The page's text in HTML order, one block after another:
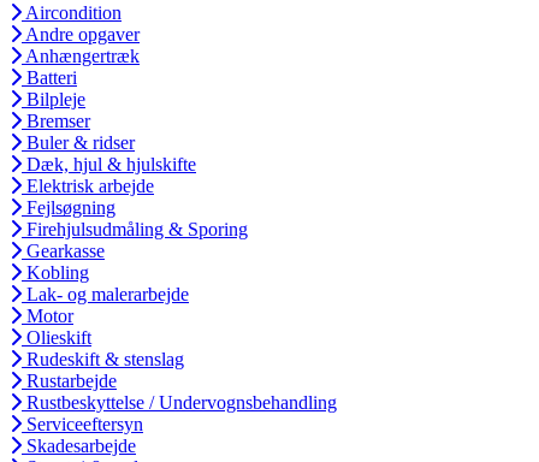
Aircondition
Andre opgaver
Anhængertræk
Batteri
Bilpleje
Bremser
Buler & ridser
Dæk, hjul & hjulskifte
Elektrisk arbejde
Fejlsøgning
Firehjulsudmåling & Sporing
Gearkasse
Kobling
Lak- og malerarbejde
Motor
Olieskift
Rudeskift & stenslag
Rustarbejde
Rustbeskyttelse / Undervognsbehandling
Serviceeftersyn
Skadesarbejde